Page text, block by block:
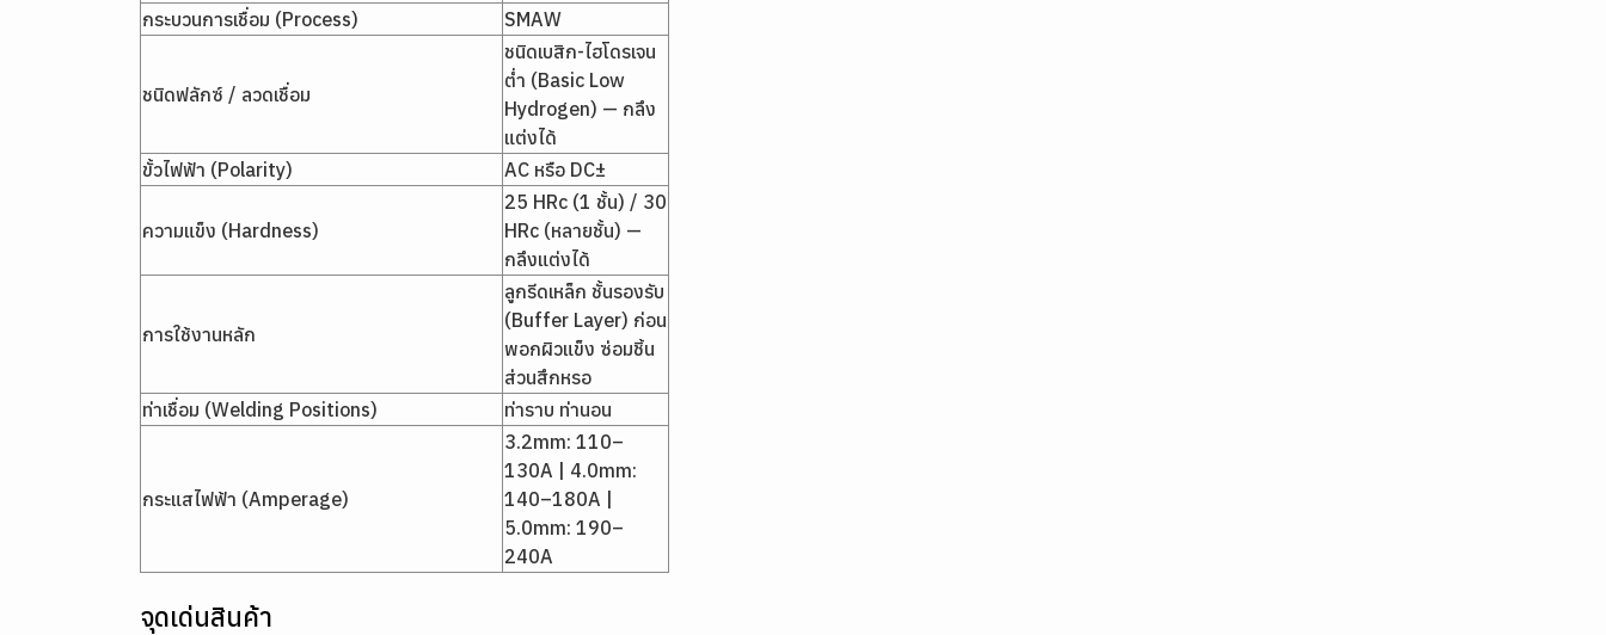
กระบวนการเชื่อม (Process)
SMAW
ชนิดฟลักซ์ / ลวดเชื่อม
ชนิดเบสิก-ไฮโดรเจน
ต่ำ (Basic Low
Hydrogen) — กลึง
แต่งได้
ขั้วไฟฟ้า (Polarity)
AC หรือ DC±
ความแข็ง (Hardness)
25 HRc (1 ชั้น) / 30
HRc (หลายชั้น) —
กลึงแต่งได้
การใช้งานหลัก
ลูกรีดเหล็ก ชั้นรองรับ
(Buffer Layer) ก่อน
พอกผิวแข็ง ซ่อมชิ้น
ส่วนสึกหรอ
ท่าเชื่อม (Welding Positions)
ท่าราบ ท่านอน
กระแสไฟฟ้า (Amperage)
3.2mm: 110–
130A | 4.0mm:
140–180A |
5.0mm: 190–
240A
จุดเด่นสินค้า